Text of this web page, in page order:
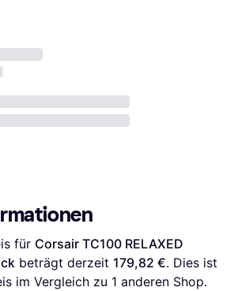
für Corsair TC100 RELAXED
beträgt derzeit 179,82 €. Dies ist
im Vergleich zu 1 anderen Shop.